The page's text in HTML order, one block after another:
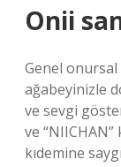
Onii
Genel onursal
ağabeyinizle
ve sevgi
ve
kıdemine